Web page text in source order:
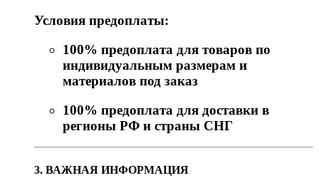
Условия предоплаты:
100% предоплата для товаров по
индивидуальным размерам и
материалов под заказ
100% предоплата для доставки в
регионы РФ и страны СНГ
3. ВАЖНАЯ ИНФОРМАЦИЯ